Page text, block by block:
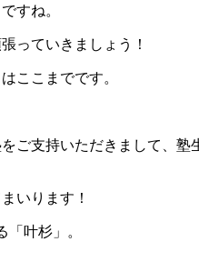
すね。
っていきましょう！
ここまでです。
ご支持いただきまして、塾
いります！
「叶杉」。